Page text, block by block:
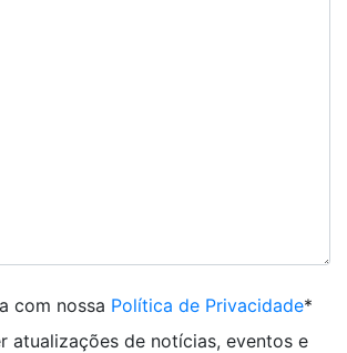
com nossa Política de Privacidade*
atualizações de notícias, eventos e